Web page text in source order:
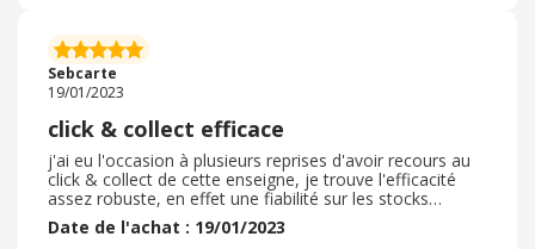
protège écrans. Le service est rapide et efficace, je n'ai
rien à en redire. Je recommande donc Boulanger pour
tout achat.
Sebcarte
19/01/2023
click & collect efficace
j'ai eu l'occasion à plusieurs reprises d'avoir recours au
click & collect de cette enseigne, je trouve l'efficacité
assez robuste, en effet une fiabilité sur les stocks
présents en magasin permette de ne pas avoir de
mauvaise surprise lors de la prise de l'objet commandé,
Date de l'achat : 19/01/2023